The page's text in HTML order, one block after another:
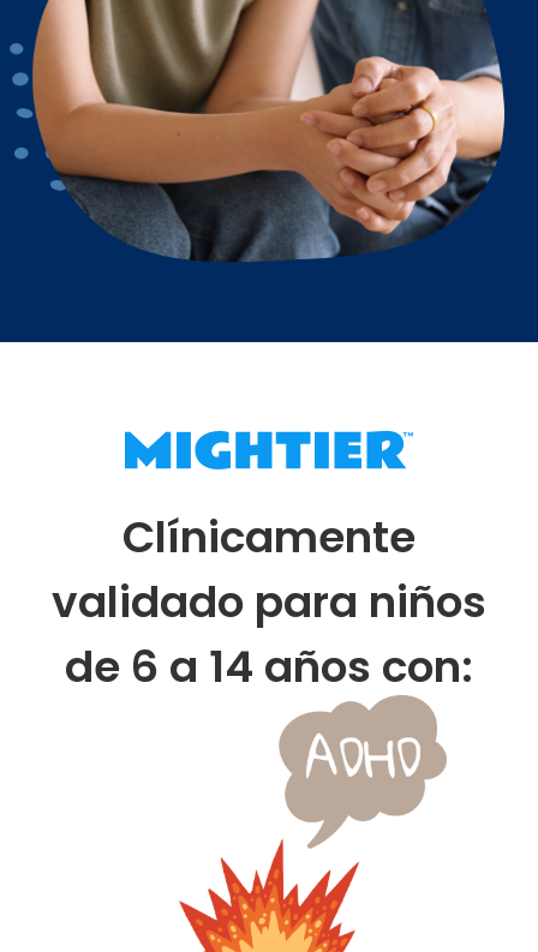
Clínicamente
validado para niños
de 6 a 14 años con: